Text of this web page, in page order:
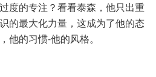
度的专注？看看泰森，他只出重
的最大化力量，这成为了他的态
他的习惯-他的风格。